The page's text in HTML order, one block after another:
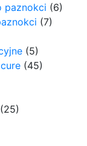
paznokci (6)
(7)
(5)
(45)
(25)